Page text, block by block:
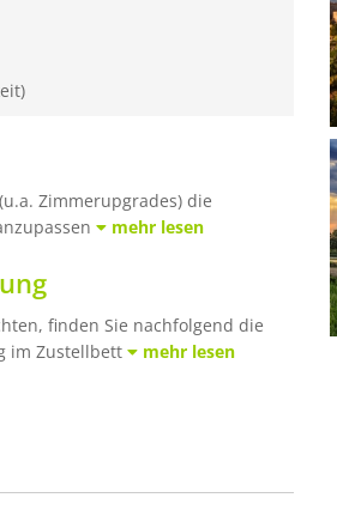
Zimmerupgrades) die
mehr lesen
finden Sie nachfolgend die
im Zustellbett
mehr lesen